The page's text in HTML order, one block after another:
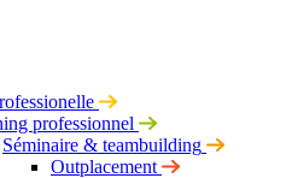
professionnel
Séminaire & teambuilding
Outplacement